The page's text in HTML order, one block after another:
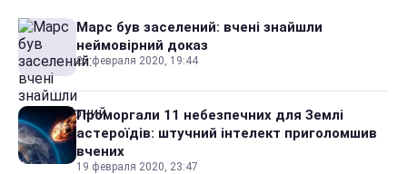
Марс був заселений: вчені знайшли
неймовірний доказ
25 февраля 2020, 19:44
Проморгали 11 небезпечних для Землі
астероїдів: штучний інтелект приголомшив
вчених
19 февраля 2020, 23:47